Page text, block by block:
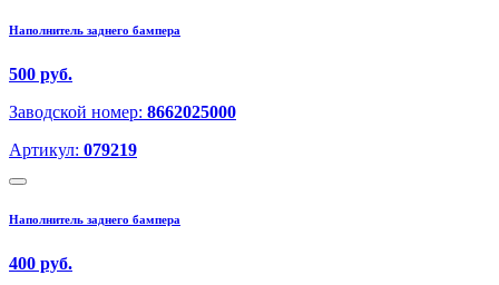
Наполнитель заднего бампера
500 руб.
Заводской номер: 8662025000
Артикул: 079219
Наполнитель заднего бампера
400 руб.